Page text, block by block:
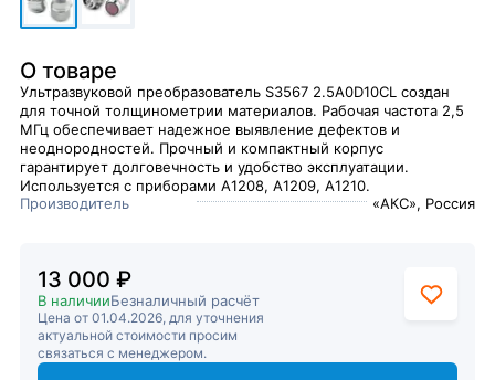
О товаре
Ультразвуковой преобразователь S3567 2.5A0D10CL создан
для точной толщинометрии материалов. Рабочая частота 2,5
МГц обеспечивает надежное выявление дефектов и
неоднородностей. Прочный и компактный корпус
гарантирует долговечность и удобство эксплуатации.
Используется с приборами А1208, А1209, А1210.
Производитель
«АКС», Россия
13 000 ₽
В наличииБезналичный расчёт
Цена от 01.04.2026, для уточнения
актуальной стоимости просим
связаться с менеджером.